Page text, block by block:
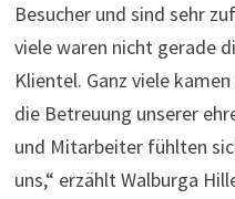
Besucher und sind sehr
viele waren nicht gerade
Klientel. Ganz viele
die Betreuung unserer
und Mitarbeiter fühlten
uns,“ erzählt Walburga